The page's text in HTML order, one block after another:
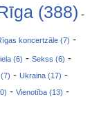
(388) -
koncertzāle (7) -
(6) - Sekss (6) -
- Ukraina (17) -
- Vienotība (13) -